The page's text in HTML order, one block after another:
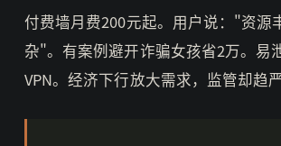
付费墙月费200元起。用户说："资源
杂"。有案例避开诈骗女孩省2万。易
VPN。经济下行放大需求，监管却趋严